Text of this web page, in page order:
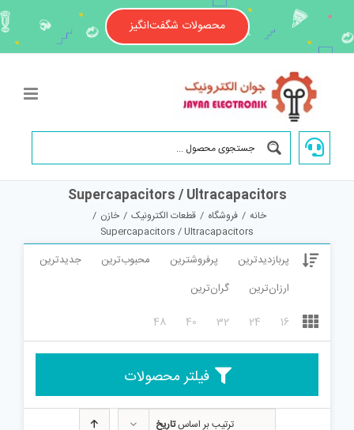
content
محصولات شگفت‌انگیز
Supercapacitors / Ultracapacitors
خانه / فروشگاه / قطعات الکترونیک / خازن /
Supercapacitors / Ultracapacitors
پربازدیدترین پرفروشترین محبوب‌ترین
جدیدترین
ارزان‌ترین
گران‌ترین
16
24
32
40
48
فیلتر محصولات
ترتیب بر اساستاریخ